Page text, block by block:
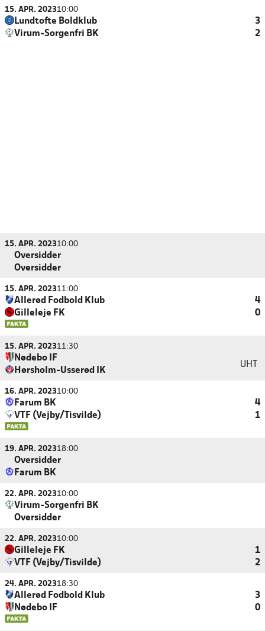
15. APR. 202310:00
Lundtofte Boldklub
3
Virum-Sorgenfri BK
2
15. APR. 202310:00
Oversidder
Oversidder
15. APR. 202311:00
Allerød Fodbold Klub
4
Gilleleje FK
0
15. APR. 202311:30
Nødebo IF
Hørsholm-Usserød IK
UHT
16. APR. 202310:00
Farum BK
4
VTF (Vejby/Tisvilde)
1
19. APR. 202318:00
Oversidder
Farum BK
22. APR. 202310:00
Virum-Sorgenfri BK
Oversidder
22. APR. 202310:00
Gilleleje FK
1
VTF (Vejby/Tisvilde)
2
24. APR. 202318:30
Allerød Fodbold Klub
3
Nødebo IF
0